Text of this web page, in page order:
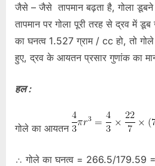
जैसे –जैसे तापमान बढ़ता है, गोला
तापमान पर गोला पूरी तरह से द्रव में
का घनत्व 1.527 ग्राम / cc हो, तो
हुए, द्रव के आयतन प्रसार गुणांक का
हल :
गोले का आयतन
∴ गोले का घनत्व = 266.5/179.59